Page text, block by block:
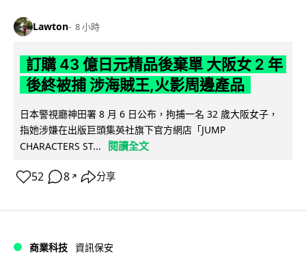
Lawton 8 小時
訂購 43 億日元精品後棄單 大阪女 2 年
後終被捕 涉海賊王,火影周邊產品
日本警視廳神田署 8 月 6 日公布，拘捕一名 32 歲大阪女子，
指她涉嫌在出版巨頭集英社旗下官方網店「JUMP
CHARACTERS ST...
閱讀全文
52 8 ↗ 分享
商業科技 資訊保安